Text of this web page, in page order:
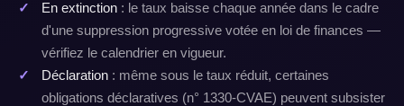
En extinction : le taux baisse chaque année dans le cadre
d'une suppression progressive votée en loi de finances —
vérifiez le calendrier en vigueur.
Déclaration : même sous le taux réduit, certaines
obligations déclaratives (n° 1330-CVAE) peuvent subsister